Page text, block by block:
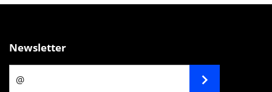
Newsletter